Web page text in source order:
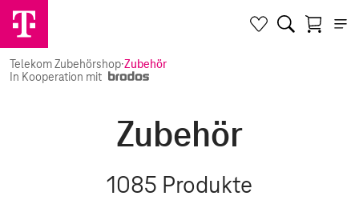
Telekom Zubehörshop·Zubehör
In Kooperation mit
Zubehör
1085 Produkte